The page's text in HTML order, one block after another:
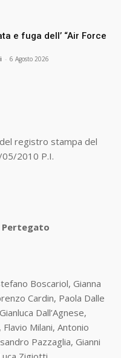
e fuga dell’ “Air Force
- 6 Agosto 2026
registro stampa del
05/2010 P.I.
Pertegato
Boscariol, Gianna
Cardin, Paola Dalle
Dall’Agnese,
Milani, Antonio
Pazzaglia, Gianni